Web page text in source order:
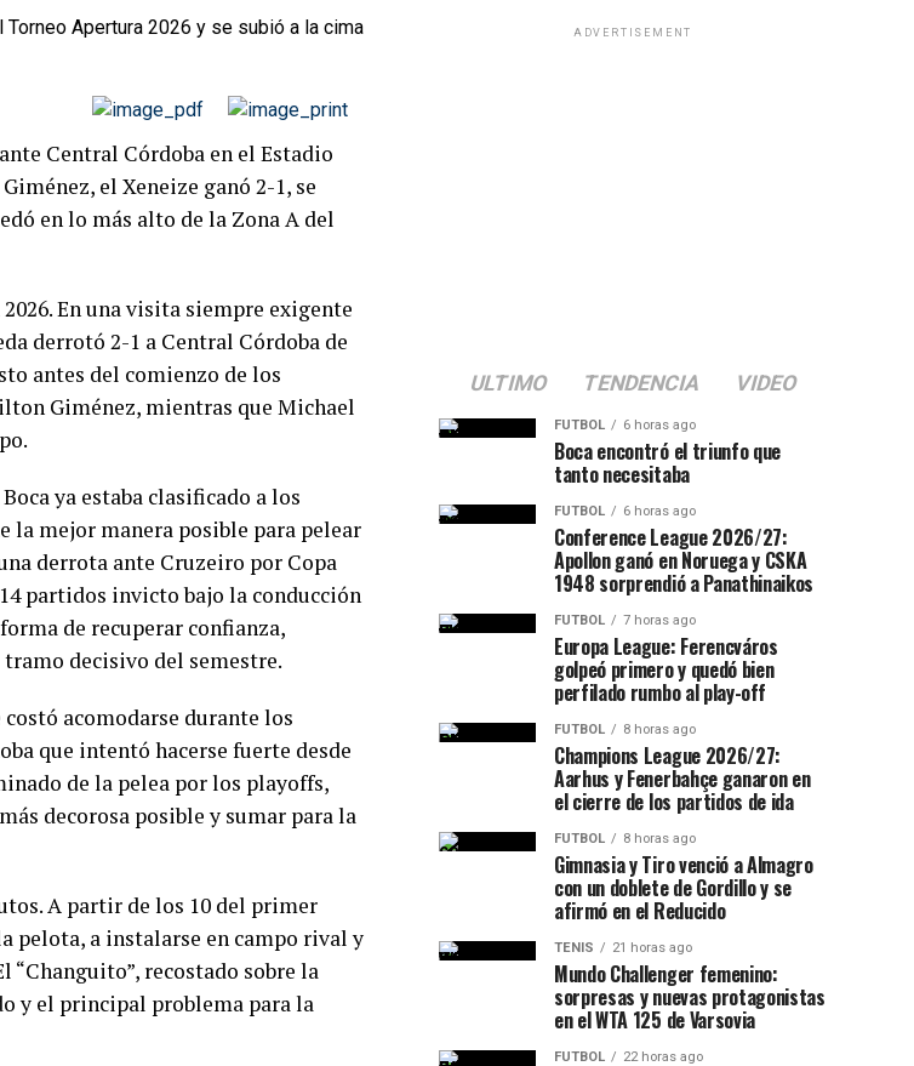
Central Córdoba en el Estadio
el Xeneize ganó 2-1, se
en lo más alto de la Zona A del
En una visita siempre exigente
derrotó 2-1 a Central Córdoba de
antes del comienzo de los
Giménez, mientras que Michael
ya estaba clasificado a los
la mejor manera posible para pelear
derrota ante Cruzeiro por Copa
partidos invicto bajo la conducción
de recuperar confianza,
decisivo del semestre.
acomodarse durante los
que intentó hacerse fuerte desde
de la pelea por los playoffs,
decorosa posible y sumar para la
A partir de los 10 del primer
pelota, a instalarse en campo rival y
“Changuito”, recostado sobre la
y el principal problema para la
ADVERTISEMENT
ULTIMO TENDENCIA VIDEO
FUTBOL 6 horas ago
Boca encontró el triunfo que
tanto necesitaba
FUTBOL 6 horas ago
Conference League 2026/27:
Apollon ganó en Noruega y CSKA
1948 sorprendió a Panathinaikos
FUTBOL 7 horas ago
Europa League: Ferencváros
golpeó primero y quedó bien
perfilado rumbo al play-off
FUTBOL 8 horas ago
Champions League 2026/27:
Aarhus y Fenerbahçe ganaron en
el cierre de los partidos de ida
FUTBOL 8 horas ago
Gimnasia y Tiro venció a Almagro
con un doblete de Gordillo y se
afirmó en el Reducido
TENIS 21 horas ago
Mundo Challenger femenino:
sorpresas y nuevas protagonistas
en el WTA 125 de Varsovia
FUTBOL 22 horas ago